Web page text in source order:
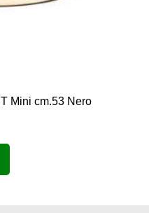
Mini cm.53 Nero